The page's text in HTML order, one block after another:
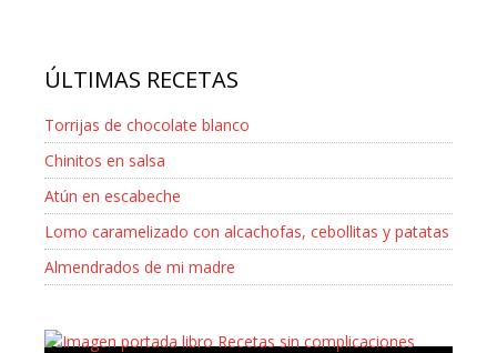
ÚLTIMAS RECETAS
Torrijas de chocolate blanco
Chinitos en salsa
Atún en escabeche
Lomo caramelizado con alcachofas, cebollitas y patatas
Almendrados de mi madre